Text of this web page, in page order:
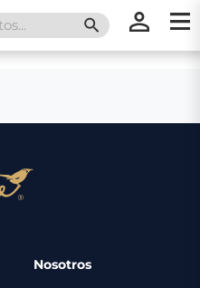
SEARCH
Nosotros